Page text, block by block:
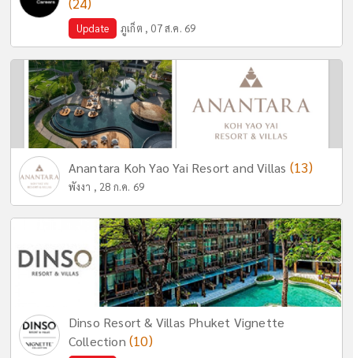
Update ภูเก็ต , 07 ส.ค. 69
Anantara Koh Yao Yai Resort and Villas (13)
พังงา , 28 ก.ค. 69
Dinso Resort & Villas Phuket Vignette
Collection (10)